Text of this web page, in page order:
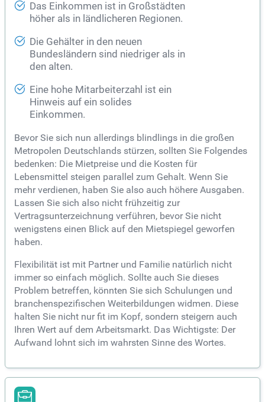
Das Einkommen ist in Großstädten
höher als in ländlicheren Regionen.
Die Gehälter in den neuen
Bundesländern sind niedriger als in
den alten.
Eine hohe Mitarbeiterzahl ist ein
Hinweis auf ein solides
Einkommen.
Bevor Sie sich nun allerdings blindlings in die großen
Metropolen Deutschlands stürzen, sollten Sie Folgendes
bedenken: Die Mietpreise und die Kosten für
Lebensmittel steigen parallel zum Gehalt. Wenn Sie
mehr verdienen, haben Sie also auch höhere Ausgaben.
Lassen Sie sich also nicht frühzeitig zur
Vertragsunterzeichnung verführen, bevor Sie nicht
wenigstens einen Blick auf den Mietspiegel geworfen
haben.
Flexibilität ist mit Partner und Familie natürlich nicht
immer so einfach möglich. Sollte auch Sie dieses
Problem betreffen, könnten Sie sich Schulungen und
branchenspezifischen Weiterbildungen widmen. Diese
halten Sie nicht nur fit im Kopf, sondern steigern auch
Ihren Wert auf dem Arbeitsmarkt. Das Wichtigste: Der
Aufwand lohnt sich im wahrsten Sinne des Wortes.